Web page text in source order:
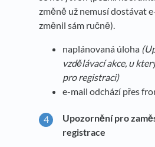
změně už nemusí dostávat
změnil sám ručně).
naplánovaná úloha
vzdělávací akce, u
pro registraci)
e-mail odchází přes
Upozornění pro
registrace